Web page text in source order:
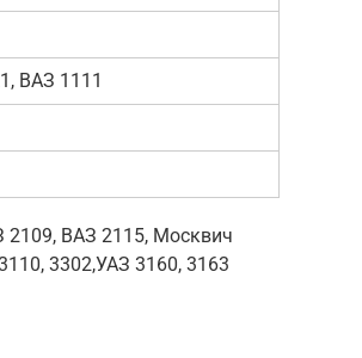
ВАЗ 1111
2109, ВАЗ 2115, Москвич
3302,УАЗ 3160, 3163